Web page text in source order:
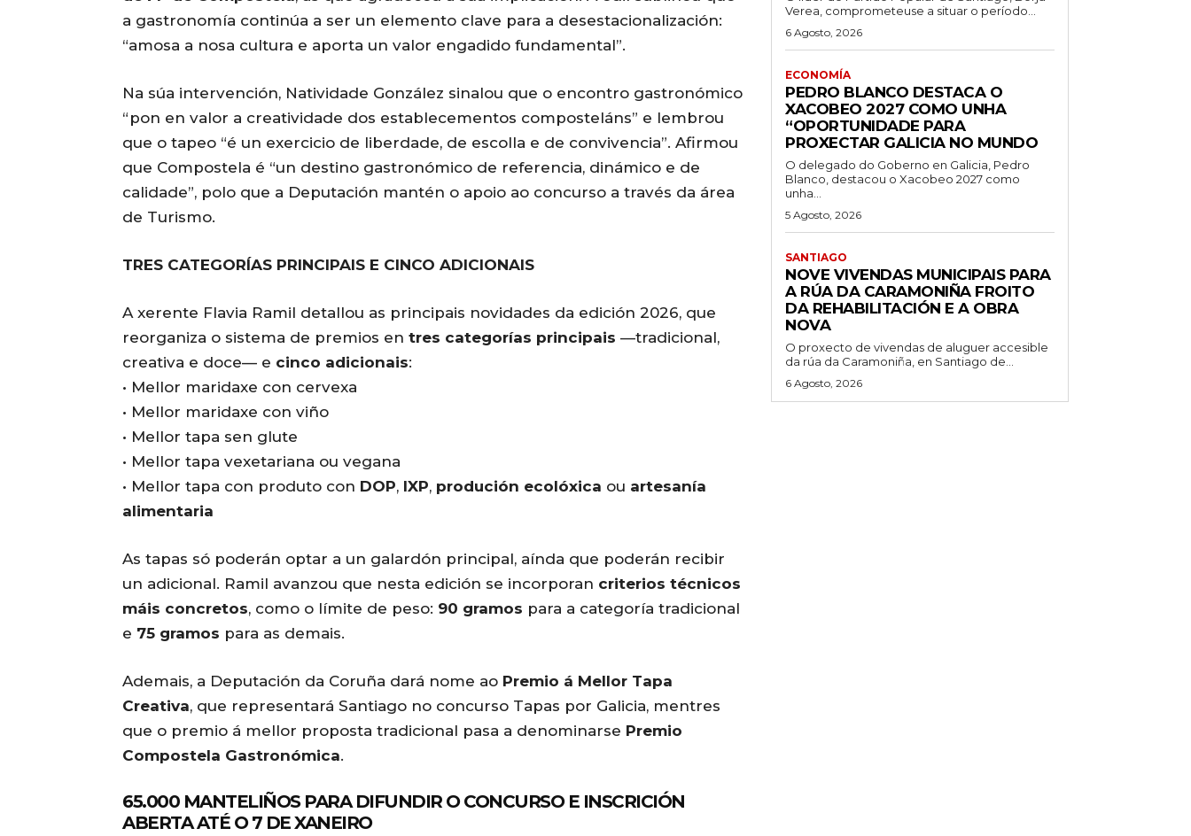
a gastronomía continúa a ser un elemento clave para a desestacionalización:
“amosa a nosa cultura e aporta un valor engadido fundamental”.
Na súa intervención, Natividade González sinalou que o encontro gastronómico
“pon en valor a creatividade dos establecementos composteláns” e lembrou
que o tapeo “é un exercicio de liberdade, de escolla e de convivencia”. Afirmou
que Compostela é “un destino gastronómico de referencia, dinámico e de
calidade”, polo que a Deputación mantén o apoio ao concurso a través da área
de Turismo.
TRES CATEGORÍAS PRINCIPAIS E CINCO ADICIONAIS
A xerente Flavia Ramil detallou as principais novidades da edición 2026, que
reorganiza o sistema de premios en tres categorías principais —tradicional,
creativa e doce— e cinco adicionais:
• Mellor maridaxe con cervexa
• Mellor maridaxe con viño
• Mellor tapa sen glute
• Mellor tapa vexetariana ou vegana
• Mellor tapa con produto con DOP, IXP, produción ecolóxica ou artesanía
alimentaria
As tapas só poderán optar a un galardón principal, aínda que poderán recibir
un adicional. Ramil avanzou que nesta edición se incorporan criterios técnicos
máis concretos, como o límite de peso: 90 gramos para a categoría tradicional
e 75 gramos para as demais.
Ademais, a Deputación da Coruña dará nome ao Premio á Mellor Tapa
Creativa, que representará Santiago no concurso Tapas por Galicia, mentres
que o premio á mellor proposta tradicional pasa a denominarse Premio
Compostela Gastronómica.
65.000 MANTELIÑOS PARA DIFUNDIR O CONCURSO E INSCRICIÓN
ABERTA ATÉ O 7 DE XANEIRO
Verea, comprometeuse a situar o período...
6 Agosto, 2026
ECONOMÍA
PEDRO BLANCO DESTACA O
XACOBEO 2027 COMO UNHA
“OPORTUNIDADE PARA
PROXECTAR GALICIA NO MUNDO
O delegado do Goberno en Galicia, Pedro
Blanco, destacou o Xacobeo 2027 como
unha...
5 Agosto, 2026
SANTIAGO
NOVE VIVENDAS MUNICIPAIS PARA
A RÚA DA CARAMONIÑA FROITO
DA REHABILITACIÓN E A OBRA
NOVA
O proxecto de vivendas de aluguer accesible
da rúa da Caramoniña, en Santiago de...
6 Agosto, 2026